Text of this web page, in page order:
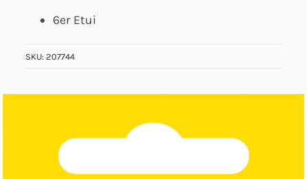
Über uns6er Etui
SKU:207744